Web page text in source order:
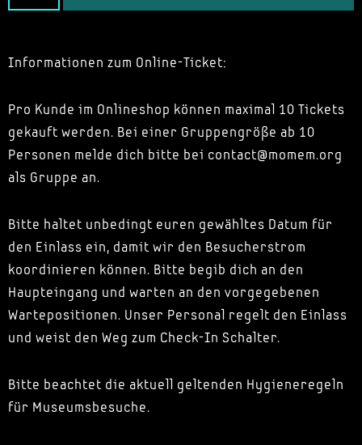
Informationen zum Online-Ticket:
Pro Kunde im Onlineshop können maximal 10 Tickets
gekauft werden. Bei einer Gruppengröße ab 10
Personen melde dich bitte bei contact@momem.org
als Gruppe an.
Bitte haltet unbedingt euren gewähltes Datum für
den Einlass ein, damit wir den Besucherstrom
koordinieren können. Bitte begib dich an den
Haupteingang und warten an den vorgegebenen
Wartepositionen. Unser Personal regelt den Einlass
und weist den Weg zum Check-In Schalter.
Bitte beachtet die aktuell geltenden Hygieneregeln
für Museumsbesuche.